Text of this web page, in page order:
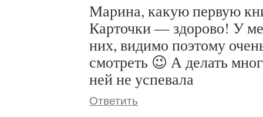
Марина, какую первую
Карточки — здорово! У
них, видимо поэтому
смотреть 😉 А делать
ней не успевала
Ответить